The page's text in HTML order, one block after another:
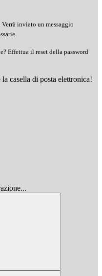
Verrà inviato un messaggio
Effettua il reset della password
casella di posta elettronica!